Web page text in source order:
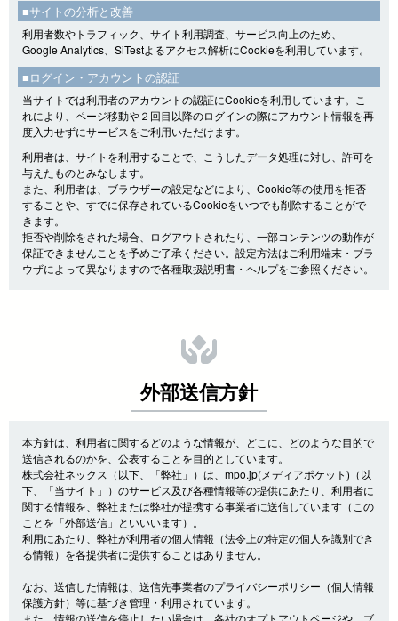
■サイトの分析と改善
利用者数やトラフィック、サイト利用調査、サービス向上のため、
Google Analytics、SiTestよるアクセス解析にCookieを利用しています。
■ログイン・アカウントの認証
当サイトでは利用者のアカウントの認証にCookieを利用しています。こ
れにより、ページ移動や２回目以降のログインの際にアカウント情報を再
度入力せずにサービスをご利用いただけます。
利用者は、サイトを利用することで、こうしたデータ処理に対し、許可を
与えたものとみなします。
また、利用者は、ブラウザーの設定などにより、Cookie等の使用を拒否
することや、すでに保存されているCookieをいつでも削除することがで
きます。
拒否や削除をされた場合、ログアウトされたり、一部コンテンツの動作が
保証できませんことを予めご了承ください。設定方法はご利用端末・ブラ
ウザによって異なりますので各種取扱説明書・ヘルプをご参照ください。
外部送信方針
本方針は、利用者に関するどのような情報が、どこに、どのような目的で
送信されるのかを、公表することを目的としています。
株式会社ネックス（以下、「弊社」）は、mpo.jp(メディアポケット)（以
下、「当サイト」）のサービス及び各種情報等の提供にあたり、利用者に
関する情報を、弊社または弊社が提携する事業者に送信しています（この
ことを「外部送信」といいいます）。
利用にあたり、弊社が利用者の個人情報（法令上の特定の個人を識別でき
る情報）を各提供者に提供することはありません。
なお、送信した情報は、送信先事業者のプライバシーポリシー（個人情報
保護方針）等に基づき管理・利用されています。
また、情報の送信を停止したい場合は、各社のオプトアウトページや、ブ